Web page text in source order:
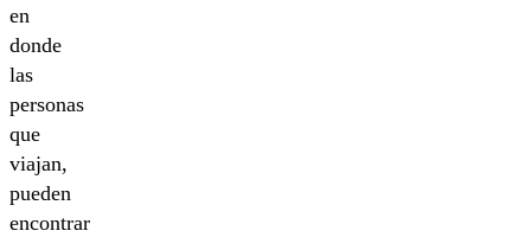
en
donde
las
personas
que
viajan,
pueden
encontrar